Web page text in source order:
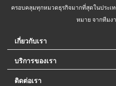
ครอบคลุมทุกหมวดธุรกิจมากที่สุดในประเ
หมาย จากทีม
เกี่ยวกับเรา
บริการของเรา
ติดต่อเรา